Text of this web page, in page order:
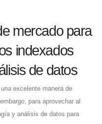
mercado para
indexados
de datos
excelente manera de
para aprovechar al
y análisis de datos para